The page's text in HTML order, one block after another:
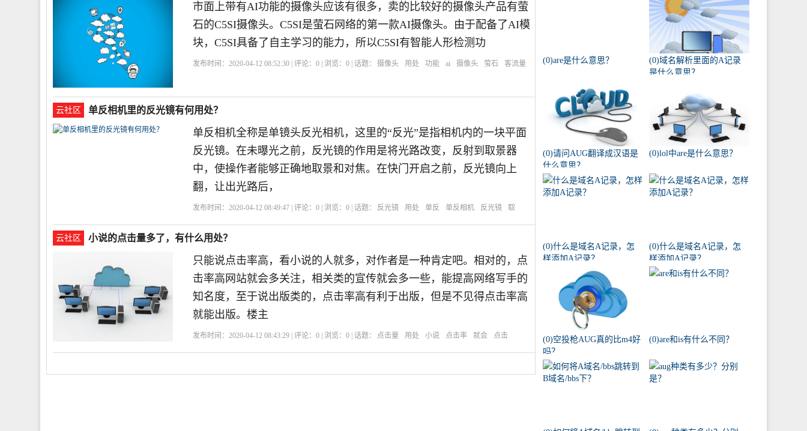
市面上带有AI功能的摄像头应该有很多，卖的比较好的摄像头产品有萤
石的C5SI摄像头。C5SI是萤石网络的第一款AI摄像头。由于配备了AI模
块，C5SI具备了自主学习的能力，所以C5SI有智能人形检测功
发布时间：2020-04-12 08:52:30 | 评论：0 | 浏览：0 | 话题： 摄像头 用处 功能 ai 摄像头 萤石 客流量
云社区 单反相机里的反光镜有何用处？
单反相机全称是单镜头反光相机，这里的“反光”是指相机内的一块平面
反光镜。在未曝光之前，反光镜的作用是将光路改变，反射到取景器
中，使操作者能够正确地取景和对焦。在快门开启之前，反光镜向上
翻，让出光路后，
发布时间：2020-04-12 08:49:47 | 评论：0 | 浏览：0 | 话题： 反光镜 用处 单反 单反相机 反光镜
取
景
快门
云社区 小说的点击量多了，有什么用处？
只能说点击率高，看小说的人就多，对作者是一种肯定吧。相对的，点
击率高网站就会多关注，相关类的宣传就会多一些，能提高网络写手的
知名度，至于说出版类的，点击率高有利于出版，但是不见得点击率高
就能出版。楼主
发布时间：2020-04-12 08:43:29 | 评论：0 | 浏览：0 | 话题： 点击量 用处 小说 点击率 就会 点击
(0)are是什么意思？
(0)域名解析里面的A记录
是什么意思？
(0)请问AUG翻译成汉语是
什么意思？
(0)lol中are是什么意思？
(0)什么是域名A记录，怎
样添加A记录？
(0)什么是域名A记录，怎
样添加A记录？
(0)空投枪AUG真的比m4好
吗？
(0)are和is有什么不同？